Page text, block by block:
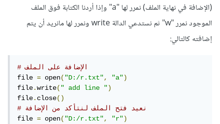
(الإضافة في نهاية الملف) نمرر لها "a" وإذا أردنا الكتابة فوق الملف
الموجود نمرر "w" ثم نستدعي الدالة write ونمرر لها مانريد أن يتم
إضافته كالتالي:
# الإضافة على الملف
file = open("D:/r.txt", "a")
file.write(" add line ")
file.close()
# نعيد فتح الملف لنتأكد من الإضافة
file = open("D:/r.txt", "r")